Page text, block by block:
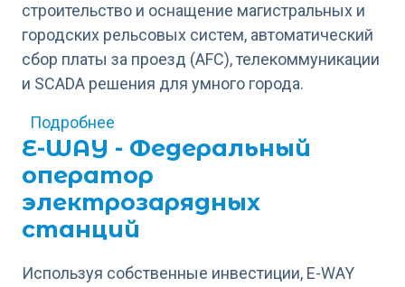
строительство и оснащение магистральных и
городских рельсовых систем, автоматический
сбор платы за проезд (AFC), телекоммуникации
и SCADA решения для умного города.
Подробнее
Е-WAY - Федеральный
оператор
электрозарядных
станций
Используя собственные инвестиции, E-WAY